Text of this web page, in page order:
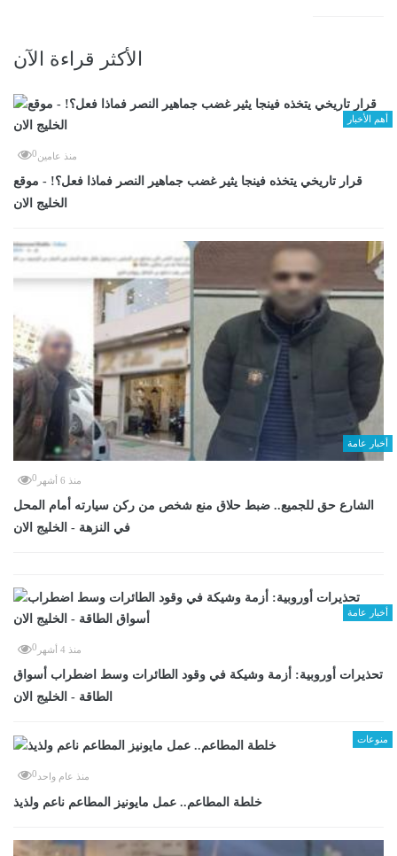
الأكثر قراءة الآن
أهم الأخبار
منذ عامين0
قرار تاريخي يتخذه فينجا يثير غضب جماهير النصر فماذا فعل؟! - موقع
الخليج الان
أخبار عامة
منذ 6 أشهر 0
الشارع حق للجميع.. ضبط حلاق منع شخص من ركن سيارته أمام المحل
في النزهة - الخليج الان
أخبار عامة
منذ 4 أشهر 0
تحذيرات أوروبية: أزمة وشيكة في وقود الطائرات وسط اضطراب أسواق
الطاقة - الخليج الان
منوعات
منذ عام واحد 0
خلطة المطاعم.. عمل مايونيز المطاعم ناعم ولذيذ